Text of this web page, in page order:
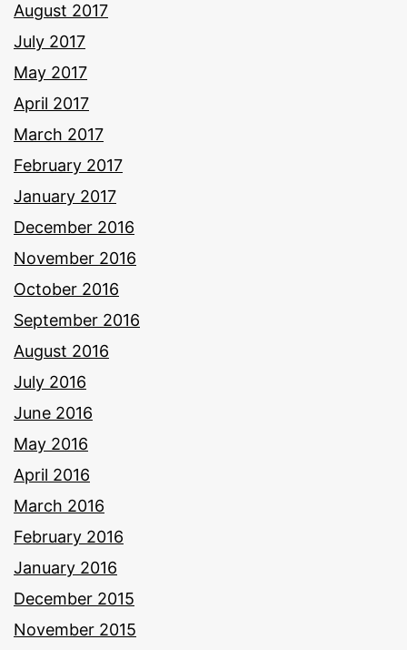
August 2017
July 2017
May 2017
April 2017
March 2017
February 2017
January 2017
December 2016
November 2016
October 2016
September 2016
August 2016
July 2016
June 2016
May 2016
April 2016
March 2016
February 2016
January 2016
December 2015
November 2015